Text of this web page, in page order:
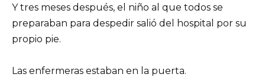
Y tres meses después, el niño al que todos se
preparaban para despedir salió del hospital por su
propio pie.
Las enfermeras estaban en la puerta.